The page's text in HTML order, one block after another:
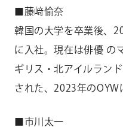
■藤﨑愉奈
韓国の大学を卒業後、
に入社。現在は俳優 の
ギリス・北アイルラン
された、2023年のOYW
■市川太一